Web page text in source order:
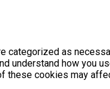
categorized as
understand how you
these cookies may